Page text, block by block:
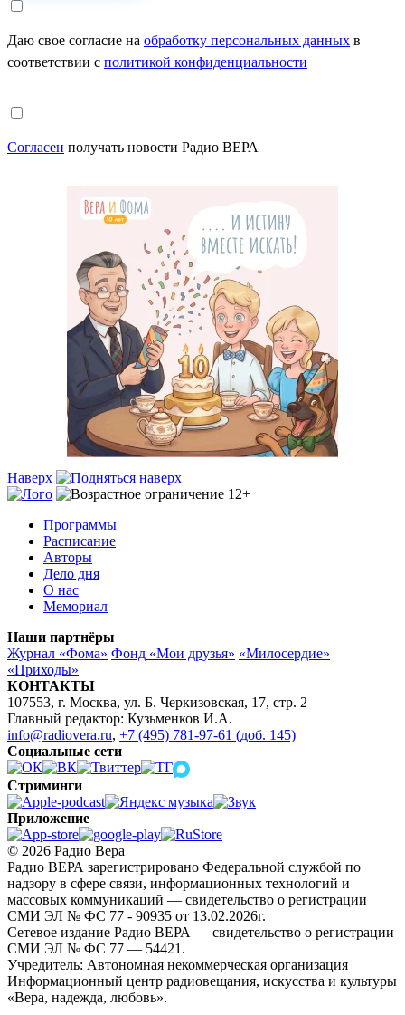
Даю свое согласие на обработку персональных данных в
соответствии с политикой конфиденциальности
Согласен получать новости Радио ВЕРА
Наверх
Программы
Расписание
Авторы
Дело дня
О нас
Мемориал
Наши партнёры
Журнал «Фома» Фонд «Мои друзья» «Милосердие»
«Приходы»
КОНТАКТЫ
107553, г. Москва, ул. Б. Черкизовская, 17, стр. 2
Главный редактор: Кузьменков И.А.
info@radiovera.ru, +7 (495) 781-97-61 (доб. 145)
Социальные сети
Стриминги
Приложение
© 2026 Радио Вера
Радио ВЕРА зарегистрировано Федеральной службой по
надзору в сфере связи, информационных технологий и
массовых коммуникаций — свидетельство о регистрации
СМИ ЭЛ № ФС 77 - 90935 от 13.02.2026г.
Сетевое издание Радио ВЕРА — свидетельство о регистрации
СМИ ЭЛ № ФС 77 — 54421.
Учредитель: Автономная некоммерческая организация
Информационный центр радиовещания, искусства и культуры
«Вера, надежда, любовь».